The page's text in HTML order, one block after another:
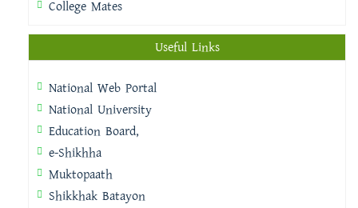
College Mates
Useful Links
National Web Portal
National University
Education Board,
e-Shikhha
Muktopaath
Shikkhak Batayon